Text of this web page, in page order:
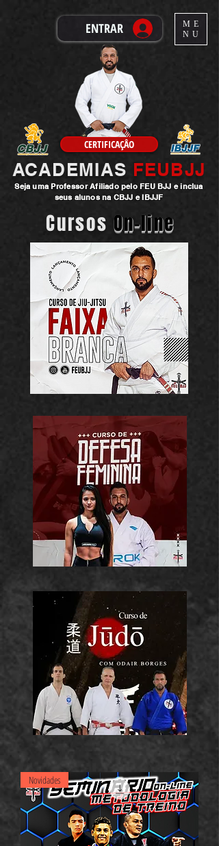
ENTRAR
CERTIFICAÇÂO
ACADEMIAS FEUBJJ
Seja uma ProfessorAfiliado pelo FEU BJJ e inclua
seus alunos na CBJJ e IBJJF
ME
NU
Cursos On-line
Novidades